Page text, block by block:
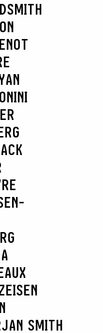
JAN SMITH